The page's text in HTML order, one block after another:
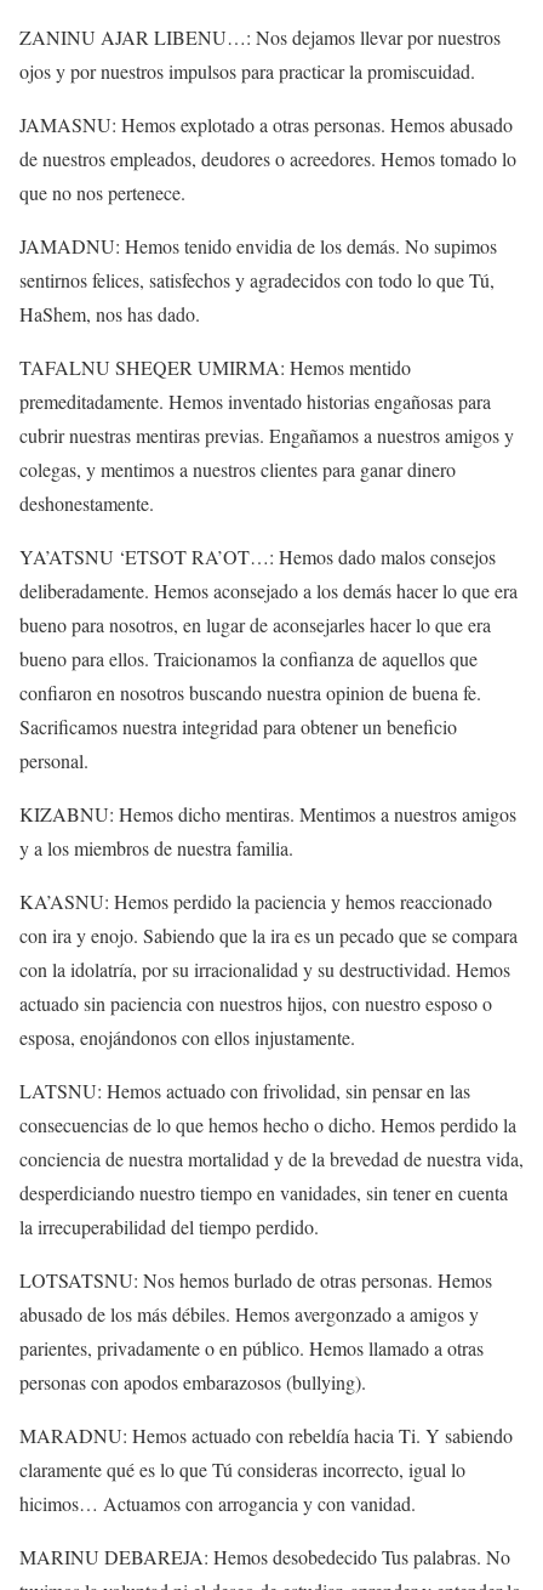
ZANINU AJAR LIBENU…: Nos dejamos llevar por nuestros
ojos y por nuestros impulsos para practicar la promiscuidad.
JAMASNU: Hemos explotado a otras personas. Hemos abusado
de nuestros empleados, deudores o acreedores. Hemos tomado lo
que no nos pertenece.
JAMADNU: Hemos tenido envidia de los demás. No supimos
sentirnos felices, satisfechos y agradecidos con todo lo que Tú,
HaShem, nos has dado.
TAFALNU SHEQER UMIRMA: Hemos mentido
premeditadamente. Hemos inventado historias engañosas para
cubrir nuestras mentiras previas. Engañamos a nuestros amigos y
colegas, y mentimos a nuestros clientes para ganar dinero
deshonestamente.
YA’ATSNU ‘ETSOT RA’OT…: Hemos dado malos consejos
deliberadamente. Hemos aconsejado a los demás hacer lo que era
bueno para nosotros, en lugar de aconsejarles hacer lo que era
bueno para ellos. Traicionamos la confianza de aquellos que
confiaron en nosotros buscando nuestra opinion de buena fe.
Sacrificamos nuestra integridad para obtener un beneficio
personal.
KIZABNU: Hemos dicho mentiras. Mentimos a nuestros amigos
y a los miembros de nuestra familia.
KA’ASNU: Hemos perdido la paciencia y hemos reaccionado
con ira y enojo. Sabiendo que la ira es un pecado que se compara
con la idolatría, por su irracionalidad y su destructividad. Hemos
actuado sin paciencia con nuestros hijos, con nuestro esposo o
esposa, enojándonos con ellos injustamente.
LATSNU: Hemos actuado con frivolidad, sin pensar en las
consecuencias de lo que hemos hecho o dicho. Hemos perdido la
conciencia de nuestra mortalidad y de la brevedad de nuestra vida,
desperdiciando nuestro tiempo en vanidades, sin tener en cuenta
la irrecuperabilidad del tiempo perdido.
LOTSATSNU: Nos hemos burlado de otras personas. Hemos
abusado de los más débiles. Hemos avergonzado a amigos y
parientes, privadamente o en público. Hemos llamado a otras
personas con apodos embarazosos (bullying).
MARADNU: Hemos actuado con rebeldía hacia Ti. Y sabiendo
claramente qué es lo que Tú consideras incorrecto, igual lo
hicimos… Actuamos con arrogancia y con vanidad.
MARINU DEBAREJA: Hemos desobedecido Tus palabras. No